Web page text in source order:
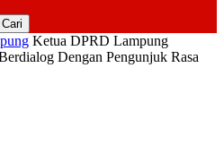
Ketua DPRD Lampung
Dengan Pengunjuk Rasa